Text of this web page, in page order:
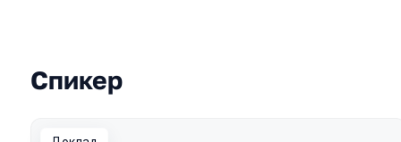
Выступления в сезоне 2026 Autumn
Спикер